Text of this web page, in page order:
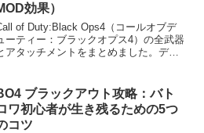
効果）
of Duty:Black Ops4（コールオブデ
ーティー：ブラックオプス4）の全武器
アタッチメントをまとめました。デー
について基本事項武器によって...
ブラックアウト攻略：バト
ワ初心者が生き残るための5つ
コツ